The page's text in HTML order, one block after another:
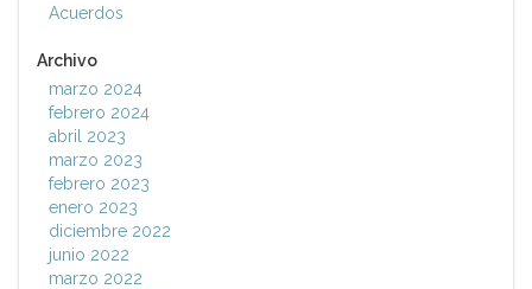
Acuerdos
Archivo
marzo 2024
febrero 2024
abril 2023
marzo 2023
febrero 2023
enero 2023
diciembre 2022
junio 2022
marzo 2022